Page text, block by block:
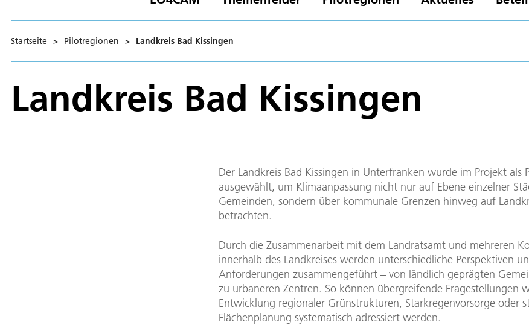
Startseite > Pilotregionen > Landkreis Bad Kissingen
Landkreis Bad Kissingen
Der Landkreis Bad Kissingen in Unterfranken wurde im Projekt als
ausgewählt, um Klimaanpassung nicht nur auf Ebene einzelner
Gemeinden, sondern über kommunale Grenzen hinweg auf
betrachten.
Durch die Zusammenarbeit mit dem Landratsamt und mehreren
innerhalb des Landkreises werden unterschiedliche Perspektiven
Anforderungen zusammengeführt – von ländlich geprägten
zu urbaneren Zentren. So können übergreifende Fragestellungen
Entwicklung regionaler Grünstrukturen, Starkregenvorsorge oder
Flächenplanung systematisch adressiert werden.